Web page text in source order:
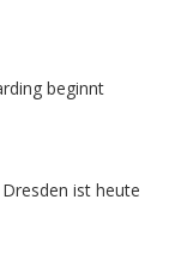
ist heute